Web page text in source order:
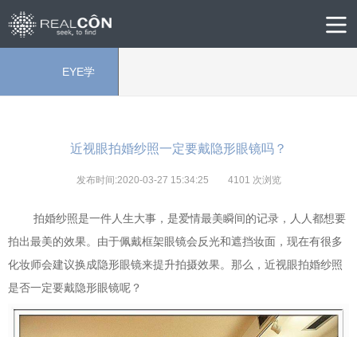
EYE学
近视眼拍婚纱照一定要戴隐形眼镜吗？
发布时间:2020-03-27 15:34:25 4101 次浏览
拍婚纱照是一件人生大事，是爱情最美瞬间的记录，人人都想要
拍出最美的效果。由于佩戴框架眼镜会反光和遮挡妆面，现在有很多
化妆师会建议换成隐形眼镜来提升拍摄效果。那么，近视眼拍婚纱照
是否一定要戴隐形眼镜呢？